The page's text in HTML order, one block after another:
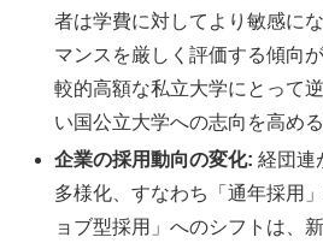
者は学費に対してより敏感に
マンスを厳しく評価する傾向
較的高額な私立大学にとって
い国公立大学への志向を高め
企業の採用動向の変化: 経団連
多様化、すなわち「通年採用
ョブ型採用」へのシフトは、